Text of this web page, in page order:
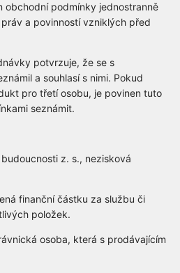
obchodní podmínky jednostranně
a povinností vzniklých před
potvrzuje, že se s
a souhlasí s nimi. Pokud
pro třetí osobu, je povinen tuto
seznámit.
z. s., nezisková
finanční částku za službu či
položek.
osoba, která s prodávajícím